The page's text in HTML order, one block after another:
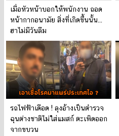
เมื่อหัวหน้าบอกให้พนักงาน ถอด
หน้ากากอนามัย สิ่งที่เกิดขึ้นนั้น...
ฮาไม่มีวันลืม
รถไฟฟ้าเดือด ! ลุงอ้างเป็นตำรวจ
ฉุนต่างชาติไม่ใส่แมสก์ ตะเพิดออก
จากขบวน